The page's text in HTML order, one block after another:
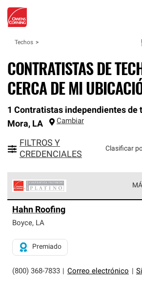
Techos
CONTRATISTAS DE
CERCA DE MI
1 Contratistas independientes de
Mora, LA Cambiar
FILTROS Y
CREDENCIALES
Clasificar
Corning constituyen el nivel superior
exclusiva y cumplen con estándares
Solo ellos pueden ofrecer nuestra
sistemas de techos.
Hahn Roofing
Boyce, LA
(800) 368-7833 Correo electrónico
Premiado